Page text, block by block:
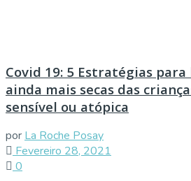
Covid 19: 5 Estratégias
ainda mais secas das
sensível ou atópica
por La Roche Posay
Fevereiro 28, 2021
0